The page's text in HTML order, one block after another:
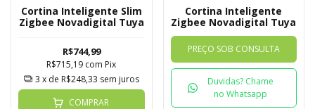
Cortina Inteligente Slim
Zigbee Novadigital Tuya
R$744,99
R$715,19 com Pix
3 x de R$248,33 sem juros
COMPRAR
Cortina Inteligente
Zigbee Novadigital Tuya
PREÇO SOB CONSULTA
Duvidas? Chame
no Whatsapp